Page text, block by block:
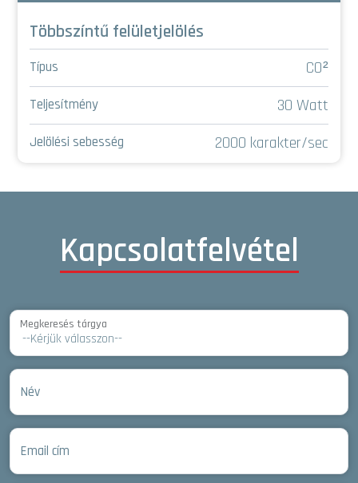
Többszíntű felületjelölés
Típus CO²
Teljesítmény 30 Watt
Jelölési sebesség 2000 karakter/sec
Kapcsolatfelvétel
Megkeresés tárgya
Név
Email cím